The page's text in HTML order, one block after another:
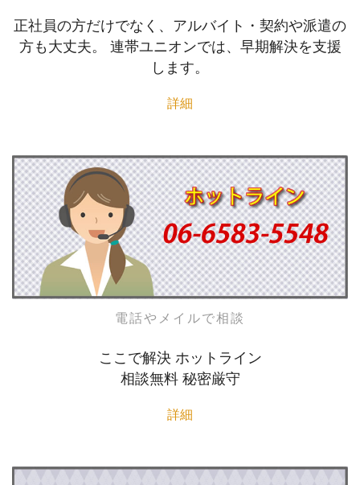
正社員の方だけでなく、アルバイト・契約や派遣の
方も大丈夫。 連帯ユニオンでは、早期解決を支援
します。
詳細
電話やメイルで相談
ここで解決 ホットライン
相談無料 秘密厳守
詳細